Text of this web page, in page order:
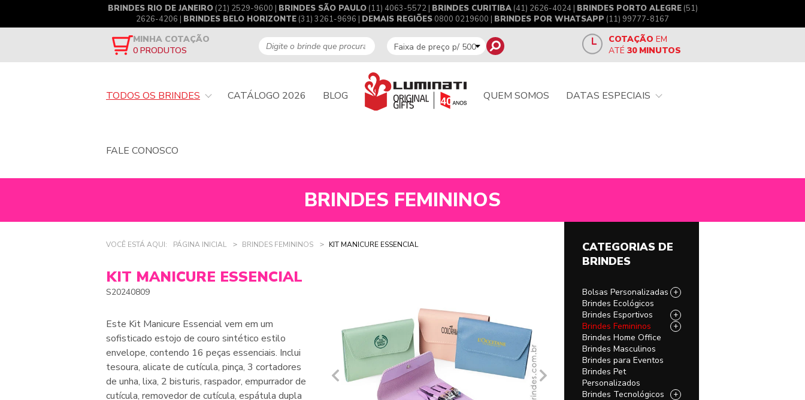
BRINDES RIO DE JANEIRO(21) 2529-9600 | BRINDES SÃO PAULO(11) 4063-5572 | BRINDES CURITIBA(41) 2626-4024 | BRINDES PORTO ALEGRE(51)
2626-4206 | BRINDES BELO HORIZONTE (31) 3261-9696 | DEMAIS REGIÕES 0800 0219600 | BRINDES POR WHATSAPP (11) 99777-8167
MINHA COTAÇÃO
0 PRODUTOS
COTAÇÃO EM
ATÉ 30 MINUTOS
TODOS OS BRINDES CATÁLOGO 2026 BLOG QUEM SOMOS DATAS ESPECIAIS
FALE CONOSCO
BRINDES FEMININOS
VOCÊ ESTÁ AQUI: PÁGINA INICIAL BRINDES FEMININOS KIT MANICURE ESSENCIAL
KIT MANICURE ESSENCIAL
S20240809
Este Kit Manicure Essencial vem em um
sofisticado estojo de couro sintético estilo
envelope, contendo 16 peças essenciais. Inclui
tesoura, alicate de cutícula, pinça, 3 cortadores
de unha, lixa, 2 bisturis, raspador, empurrador de
cutícula, removedor de cutícula, espátula dupla
CATEGORIAS DE
BRINDES
Bolsas Personalizadas +
Brindes Ecológicos
Brindes Esportivos
+
Brindes Femininos +
Brindes Home Office
Brindes Masculinos
Brindes para Eventos
Brindes Pet
Personalizados
Brindes Tecnológicos
+